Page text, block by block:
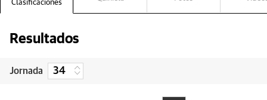
Clasificaciones
Resultados
Jornada